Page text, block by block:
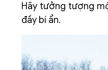
Hãy tưởng tượng
đầy bí ẩn.